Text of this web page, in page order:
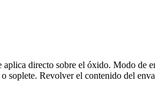
directo sobre el óxido. Modo de
Revolver el contenido del